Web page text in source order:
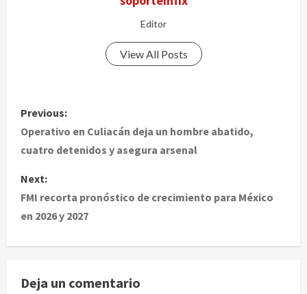
Editor
View All Posts
P
o
t
n
a
v
Previous:
Operativo en Culiacán deja un hombre abatido,
cuatro detenidos y asegura arsenal
Next:
FMI recorta pronóstico de crecimiento para México
en 2026 y 2027
Deja un comentario